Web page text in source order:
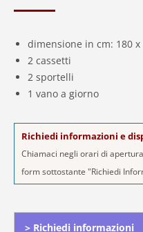
dimensione in cm: 180 x
2 cassetti
2 sportelli
1 vano a giorno
Richiedi informazioni e
Chiamaci negli orari di
form sottostante "Richiedi
> Richiedi informazioni